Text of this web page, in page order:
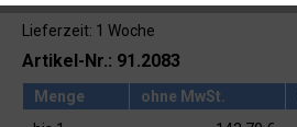
Lieferzeit: 1 Woche
Artikel-Nr.: 91.2083
Menge ohne MwSt.